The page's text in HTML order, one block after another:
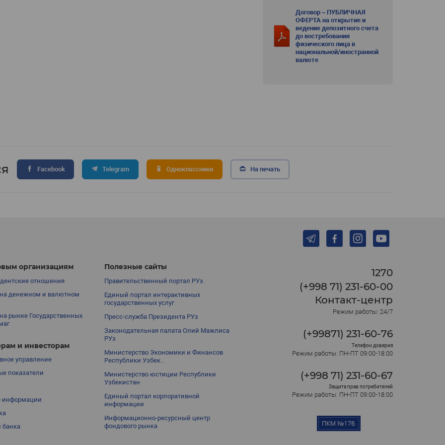
Договор – ПУБЛИЧНАЯ
ОФЕРТА на открытие и
ведение депозитного счета
до востребования
физического лица в
национальной/иностранной
валюте
Facebook Telegram Одноклассники На печать
организациям
отношения
денежном и валютном
рынке Государственных
и инвесторам
управление
показатели
информации
банка
Полезные сайты
Правительственный портал РУз.
Единый портал интерактивных
государственных услуг
Пресс-служба Президента РУз
Законодательная палата Олий Мажлиса
РУз
Министерство Экономики и Финансов
Республики Узбек...
Министерство юстиции Республики
Узбекистан
Единый портал корпоративной
информации
Информационно-ресурсный центр
фондового рынка
1270
(+998 71) 231-60-00
Контакт-центр
Режим работы: 24/7
(+99871) 231-60-76
Телефон доверия
Режим работы: ПН-ПТ 09:00-18:00
(+998 71) 231-60-67
Защита прав потребителей
Режим работы: ПН-ПТ 09:00-18:00